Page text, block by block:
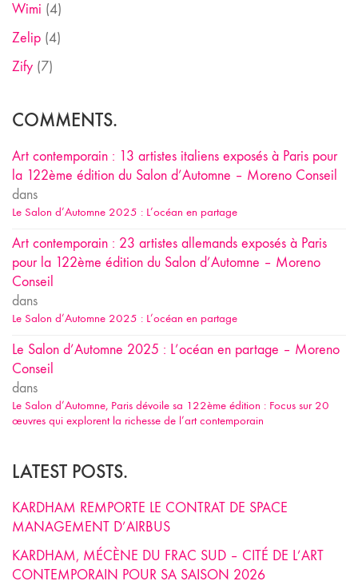
Wimi (4)
Zelip (4)
Zify (7)
COMMENTS.
Art contemporain : 13 artistes italiens exposés à Paris pour
la 122ème édition du Salon d’Automne – Moreno Conseil
dans
Le Salon d’Automne 2025 : L’océan en partage
Art contemporain : 23 artistes allemands exposés à Paris
pour la 122ème édition du Salon d’Automne – Moreno
Conseil
dans
Le Salon d’Automne 2025 : L’océan en partage
Le Salon d’Automne 2025 : L’océan en partage – Moreno
Conseil
dans
Le Salon d’Automne, Paris dévoile sa 122ème édition : Focus sur 20
œuvres qui explorent la richesse de l’art contemporain
LATEST POSTS.
KARDHAM REMPORTE LE CONTRAT DE SPACE
MANAGEMENT D’AIRBUS
KARDHAM, MÉCÈNE DU FRAC SUD – CITÉ DE L’ART
CONTEMPORAIN POUR SA SAISON 2026